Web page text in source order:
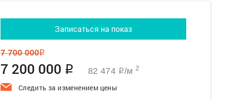
Записаться на показ
7 700 000q
7 200 000 q 82 474 q/м2
Следить за изменением цены